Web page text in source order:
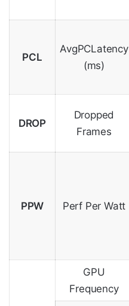
PCL
AvgPCLatency
(ms)
DROP
Dropped
Frames
PPW Perf Per Watt
GPU
Frequency